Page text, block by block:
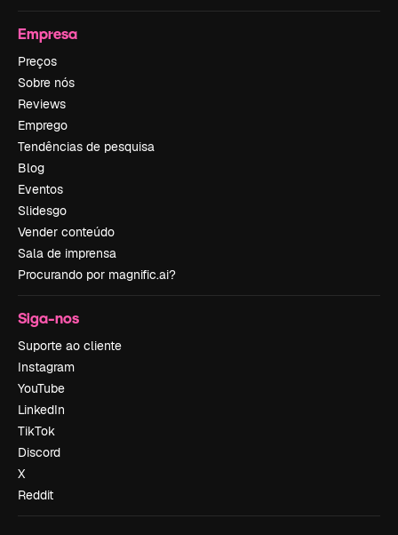
Empresa
Preços
Sobre nós
Reviews
Emprego
Tendências de pesquisa
Blog
Eventos
Slidesgo
Vender conteúdo
Sala de imprensa
Procurando por magnific.ai?
Siga-nos
Suporte ao cliente
Instagram
YouTube
LinkedIn
TikTok
Discord
X
Reddit